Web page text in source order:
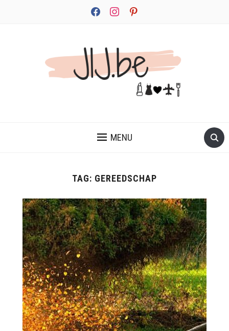
facebookinstagrampinterest
MENU
TAG: GEREEDSCHAP